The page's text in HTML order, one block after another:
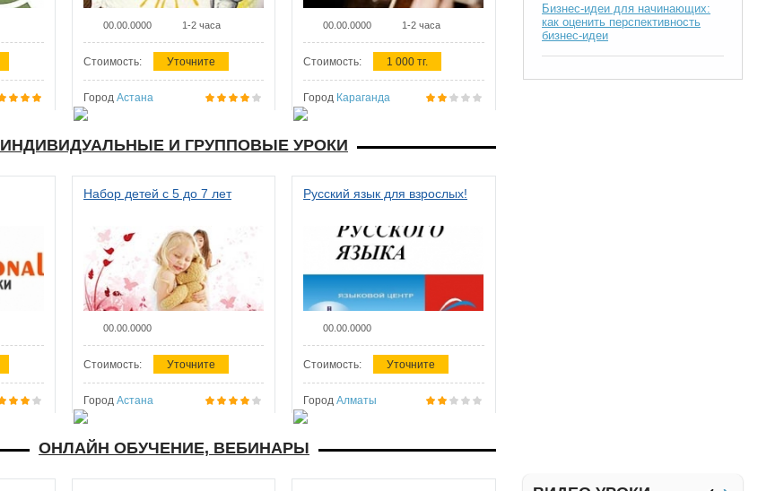
00.00.0000 1-2 часа
Стоимость: Уточните
Город Астана
00.00.0000 1-2 часа
Стоимость: 1 000 тг.
Город Караганда
ИНДИВИДУАЛЬНЫЕ И ГРУППОВЫЕ УРОКИ
Набор детей с 5 до 7 лет
00.00.0000
Стоимость: Уточните
Город Астана
Русский язык для взрослых!
00.00.0000
Стоимость: Уточните
Город Алматы
ОНЛАЙН ОБУЧЕНИЕ, ВЕБИНАРЫ
Бизнес-идеи для начинающих:
как оценить перспективность
бизнес-идеи